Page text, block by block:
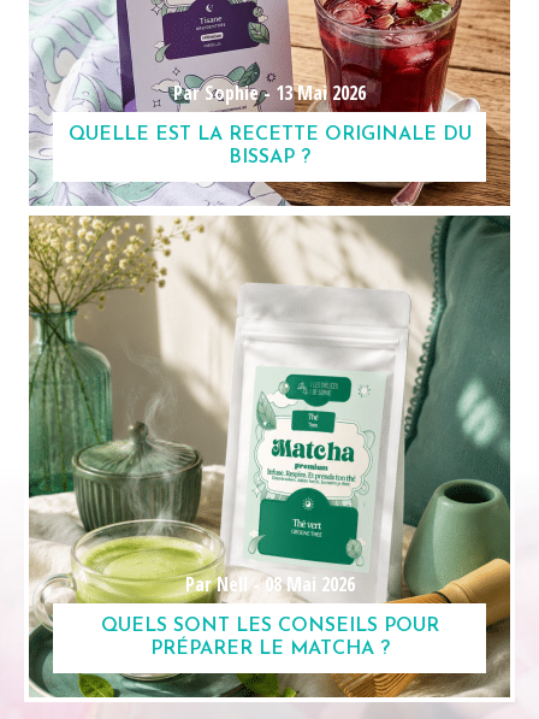
Par Sophie -13 Mai 2026
QUELLE EST LA RECETTE ORIGINALE DU
BISSAP ?
Par Nell -08 Mai 2026
QUELS SONT LES CONSEILS POUR
PRÉPARER LE MATCHA ?